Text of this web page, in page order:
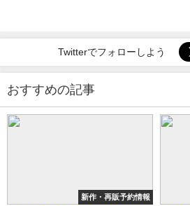
Twitterでフォローしよう
おすすめの記事
新作・再販予約情報